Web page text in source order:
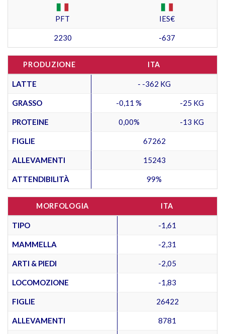
PFT IES€
2230 -637
PRODUZIONE ITA
LATTE - -362 KG
GRASSO -0,11 % -25 KG
PROTEINE 0,00% -13 KG
FIGLIE 67262
ALLEVAMENTI 15243
ATTENDIBILITÀ 99%
MORFOLOGIA ITA
TIPO -1,61
MAMMELLA -2,31
ARTI & PIEDI -2,05
LOCOMOZIONE -1,83
FIGLIE 26422
ALLEVAMENTI 8781